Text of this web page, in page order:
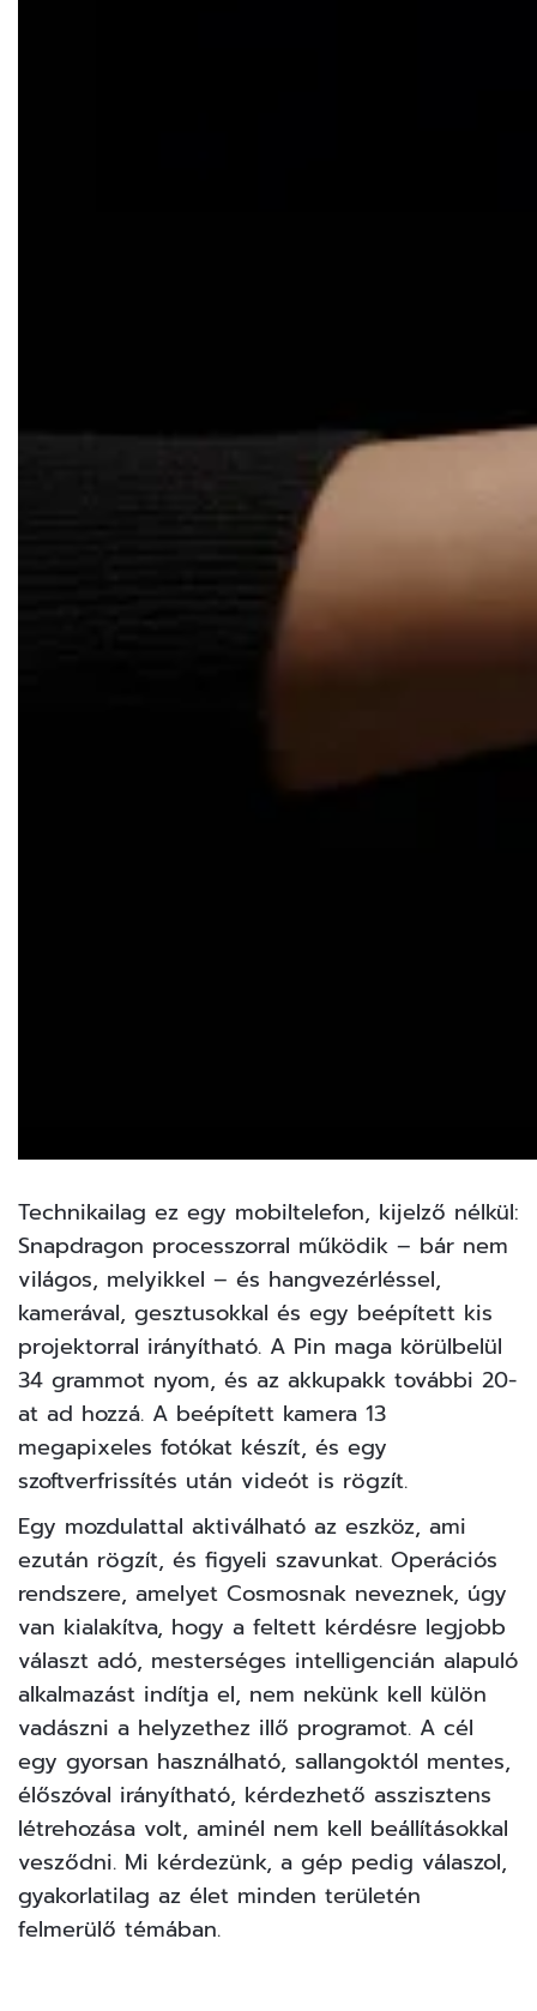
Technikailag ez egy mobiltelefon, kijelző nélkül:
Snapdragon processzorral működik – bár nem
világos, melyikkel – és hangvezérléssel,
kamerával, gesztusokkal és egy beépített kis
projektorral irányítható. A Pin maga körülbelül
34 grammot nyom, és az akkupakk további 20-
at ad hozzá. A beépített kamera 13
megapixeles fotókat készít, és egy
szoftverfrissítés után videót is rögzít.
Egy mozdulattal aktiválható az eszköz, ami
ezután rögzít, és figyeli szavunkat. Operációs
rendszere, amelyet Cosmosnak neveznek, úgy
van kialakítva, hogy a feltett kérdésre legjobb
választ adó, mesterséges intelligencián alapuló
alkalmazást indítja el, nem nekünk kell külön
vadászni a helyzethez illő programot. A cél
egy gyorsan használható, sallangoktól mentes,
élőszóval irányítható, kérdezhető asszisztens
létrehozása volt, aminél nem kell beállításokkal
vesződni. Mi kérdezünk, a gép pedig válaszol,
gyakorlatilag az élet minden területén
felmerülő témában.